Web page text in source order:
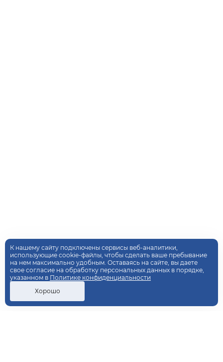
К нашему сайту подключены сервисы веб-аналитики,
использующие cookie-файлы, чтобы сделать ваше пребывание
на нем максимально удобным. Оставаясь на сайте, вы даете
свое согласие на обработку персональных данных в порядке,
указанном в Политике конфиденциальности
Хорошо